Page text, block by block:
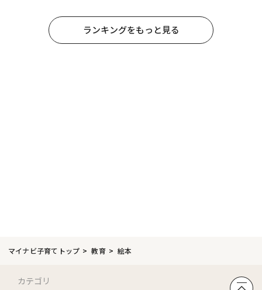
ランキングをもっと見る
マイナビ子育てトップ 教育 絵本
カテゴリ